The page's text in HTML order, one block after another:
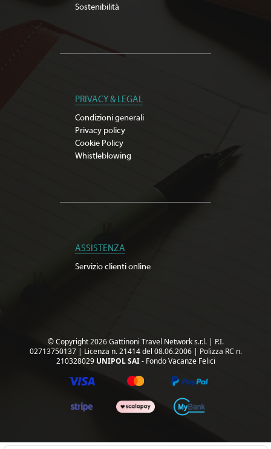
Sostenibilità
PRIVACY & LEGAL
Condizioni generali
Privacy policy
Cookie Policy
Whistleblowing
ASSISTENZA
Servizio clienti online
© Copyright 2026 Gattinoni Travel Network s.r.l. | P.I.
02713750137 | Licenza n. 21414 del 08.06.2006 | Polizza RC n.
210328029 UNIPOL SAI- Fondo Vacanze Felici